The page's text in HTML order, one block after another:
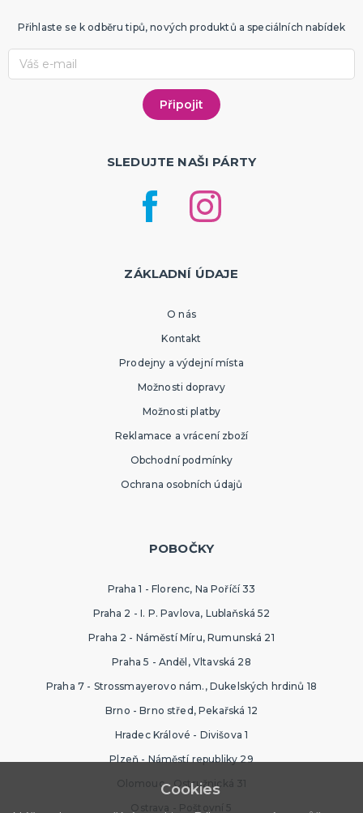
Přihlaste se k odběru tipů, nových produktů a speciálních nabídek
SLEDUJTE NAŠI PÁRTY
ZÁKLADNÍ ÚDAJE
O nás
Kontakt
Prodejny a výdejní místa
Možnosti dopravy
Možnosti platby
Reklamace a vrácení zboží
Obchodní podmínky
Ochrana osobních údajů
POBOČKY
Praha 1 - Florenc, Na Poříčí 33
Praha 2 - I. P. Pavlova, Lublaňská 52
Praha 2 - Náměstí Míru, Rumunská 21
Praha 5 - Anděl, Vltavská 28
Praha 7 - Strossmayerovo nám., Dukelských hrdinů 18
Brno - Brno střed, Pekařská 12
Hradec Králové - Divišova 1
Plzeň - Náměstí republiky 29
Olomouc - Ostružnická 31
Ostrava - Poštovní 5
Cookies